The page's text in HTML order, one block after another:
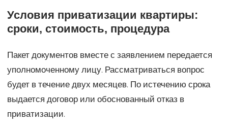
Условия приватизации квартиры:
сроки, стоимость, процедура
Пакет документов вместе с заявлением передается
уполномоченному лицу. Рассматриваться вопрос
будет в течение двух месяцев. По истечению срока
выдается договор или обоснованный отказ в
приватизации.